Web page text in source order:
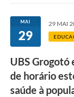
Ouvidoria
Serviços
Visite Barbacena
MAI
29
29 MAI
UBS Grogotó
de horário
saúde à